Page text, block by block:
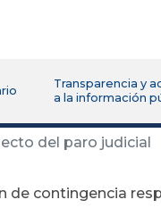
Transparencia y
a la información
del paro judicial
de contingencia